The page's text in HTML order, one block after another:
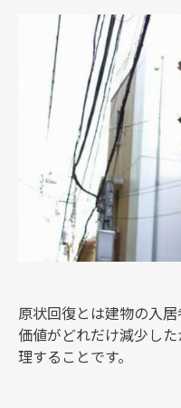
原状回復とは建物の入
価値がどれだけ減少し
理することです。